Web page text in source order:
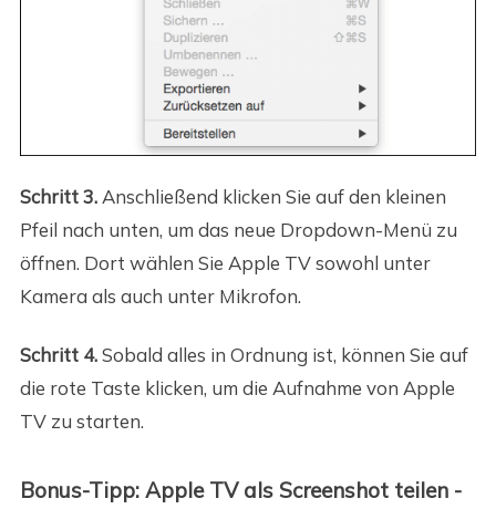
Schritt 3. Anschließend klicken Sie auf den kleinen
Pfeil nach unten, um das neue Dropdown-Menü zu
öffnen. Dort wählen Sie Apple TV sowohl unter
Kamera als auch unter Mikrofon.
Schritt 4.Sobald alles in Ordnung ist, können Sie auf
die rote Taste klicken, um die Aufnahme von Apple
TV zu starten.
Bonus-Tipp: Apple TV als Screenshot teilen -